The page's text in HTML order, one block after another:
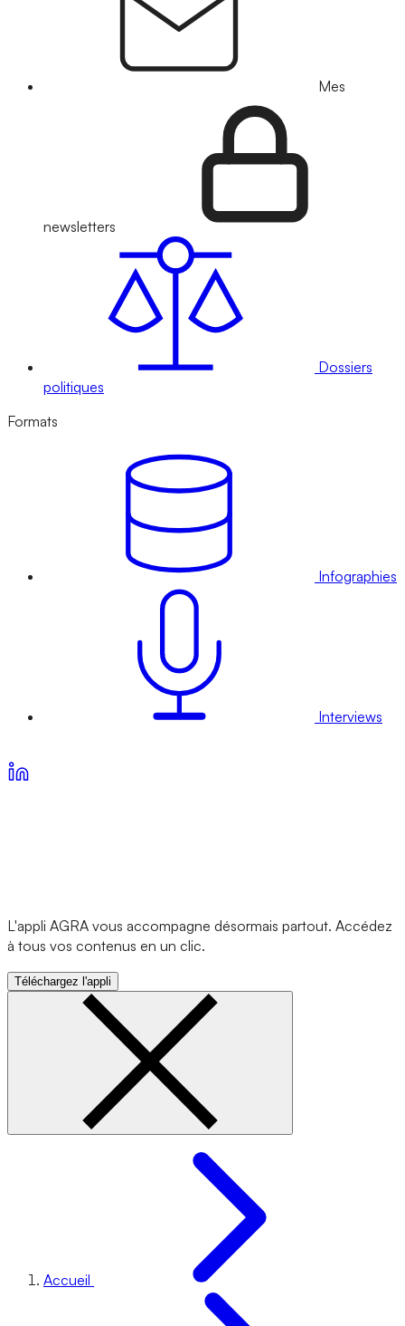
Mes
newsletters
Dossiers
politiques
Formats
Infographies
Interviews
L'appli AGRA vous accompagne désormais partout. Accédez
à tous vos contenus en un clic.
Téléchargez l'appli
Accueil